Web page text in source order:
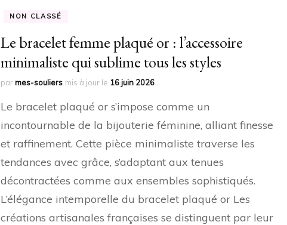
NON CLASSÉ
Le bracelet femme plaqué or : l’accessoire
minimaliste qui sublime tous les styles
parmes-souliers mis à jour le 16 juin 2026
Le bracelet plaqué or s’impose comme un
incontournable de la bijouterie féminine, alliant finesse
et raffinement. Cette pièce minimaliste traverse les
tendances avec grâce, s’adaptant aux tenues
décontractées comme aux ensembles sophistiqués.
L’élégance intemporelle du bracelet plaqué or Les
créations artisanales françaises se distinguent par leur